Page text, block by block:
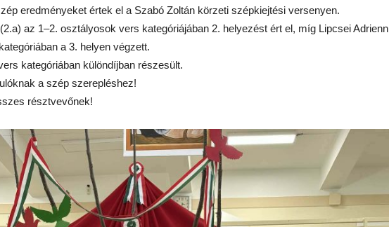
eredményeket értek el a Szabó Zoltán körzeti szépkiejtési versenyen.
az 1–2. osztályosok vers kategóriájában 2. helyezést ért el, míg Lipcsei Adrienn
a 3. helyen végzett.
kategóriában különdíjban részesült.
a szép szerepléshez!
résztvevőnek!